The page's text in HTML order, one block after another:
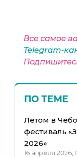
Все самое
Telegram-
ПО ТЕМЕ
Летом в
фестиваль
2026»
16 апреля 2026,